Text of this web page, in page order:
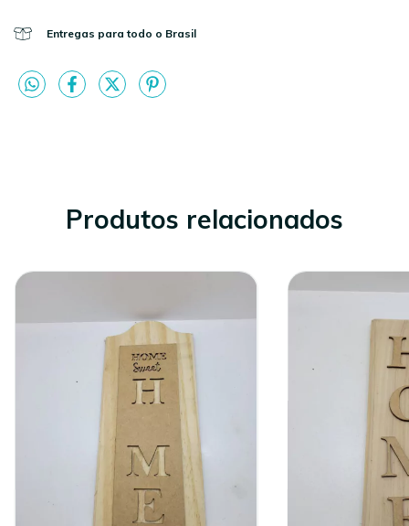
Entregas para todo o Brasil
Produtos relacionados